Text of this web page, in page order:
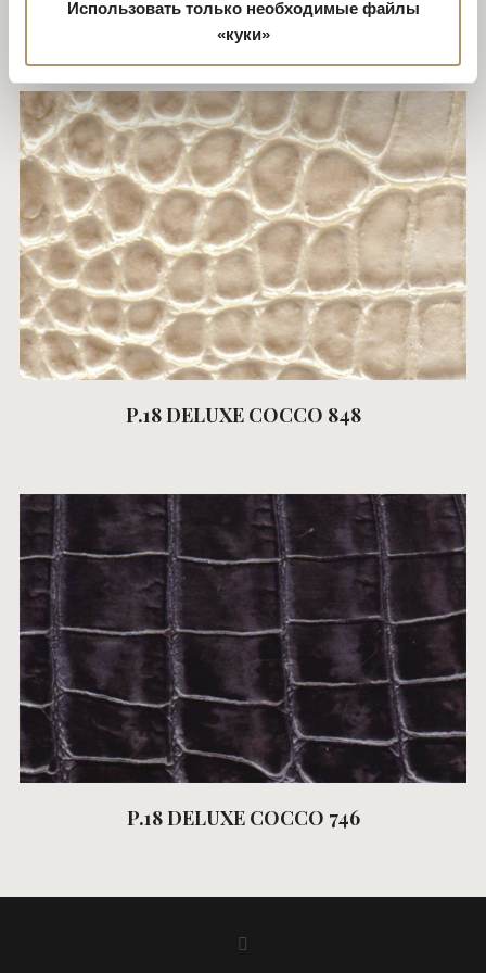
Использовать только необходимые файлы
«куки»
P.18 DELUXE COCCO 751
P.18 DELUXE COCCO 848
P.18 DELUXE COCCO 746